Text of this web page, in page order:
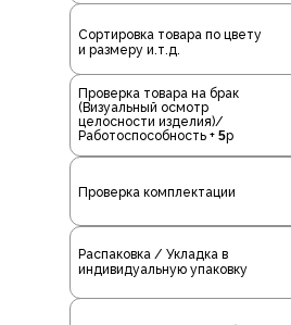
Распаковка / Укладка в
индивидуальную упаковку
Проверка комплектации
Проверка товара на брак
(Визуальный осмотр
целосности изделия)/
Работоспособность + 5р
Сортировка товара по цвету
и размеру и.т.д.